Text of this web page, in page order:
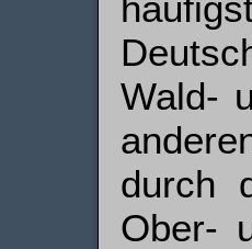
Wald-
durch
Ober-